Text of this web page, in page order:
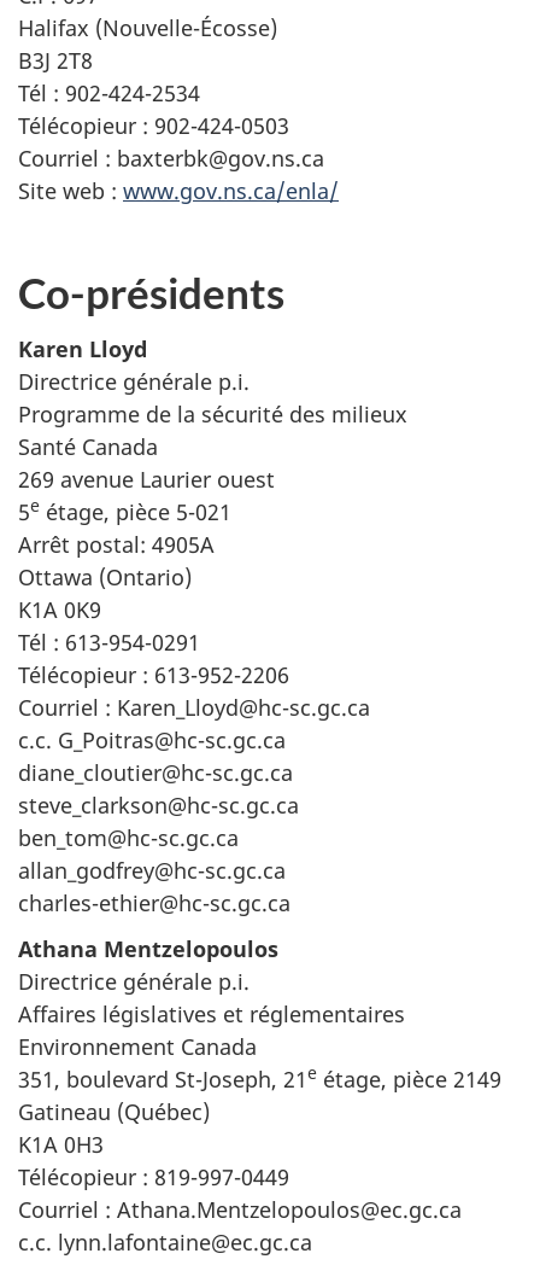
Halifax (Nouvelle-Écosse)
B3J 2T8
Tél : 902-424-2534
Télécopieur : 902-424-0503
Courriel : baxterbk@gov.ns.ca
Site web : www.gov.ns.ca/enla/
Co-présidents
Karen Lloyd
Directrice générale p.i.
Programme de la sécurité des milieux
Santé Canada
269 avenue Laurier ouest
5e étage, pièce 5-021
Arrêt postal: 4905A
Ottawa (Ontario)
K1A 0K9
Tél : 613-954-0291
Télécopieur : 613-952-2206
Courriel : Karen_Lloyd@hc-sc.gc.ca
c.c. G_Poitras@hc-sc.gc.ca
diane_cloutier@hc-sc.gc.ca
steve_clarkson@hc-sc.gc.ca
ben_tom@hc-sc.gc.ca
allan_godfrey@hc-sc.gc.ca
charles-ethier@hc-sc.gc.ca
Athana Mentzelopoulos
Directrice générale p.i.
Affaires législatives et réglementaires
Environnement Canada
351, boulevard St-Joseph, 21e étage, pièce 2149
Gatineau (Québec)
K1A 0H3
Télécopieur : 819-997-0449
Courriel : Athana.Mentzelopoulos@ec.gc.ca
c.c. lynn.lafontaine@ec.gc.ca